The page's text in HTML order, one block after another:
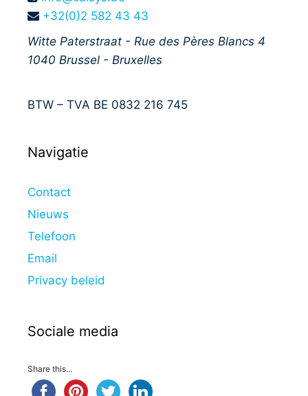
+32(0)2 582 43 43
Witte Paterstraat - Rue des Pères Blancs 4
1040 Brussel - Bruxelles
BTW – TVA BE 0832 216 745
Navigatie
Contact
Nieuws
Telefoon
Email
Privacy beleid
Sociale media
Share this...